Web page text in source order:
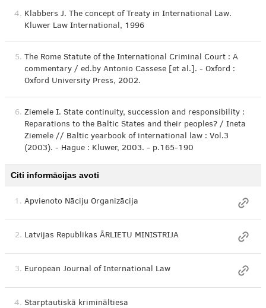
4. Klabbers J. The concept of Treaty in International Law.
Kluwer Law International, 1996
5. The Rome Statute of the International Criminal Court : A
commentary / ed.by Antonio Cassese [et al.]. - Oxford :
Oxford University Press, 2002.
6. Ziemele I. State continuity, succession and responsibility :
Reparations to the Baltic States and their peoples? / Ineta
Ziemele // Baltic yearbook of international law : Vol.3
(2003). - Hague : Kluwer, 2003. - p.165-190
Citi informācijas avoti
1. Apvienoto Nāciju Organizācija
2. Latvijas Republikas ĀRLIETU MINISTRIJA
3. European Journal of International Law
4. Starptautiskā krimināltiesa